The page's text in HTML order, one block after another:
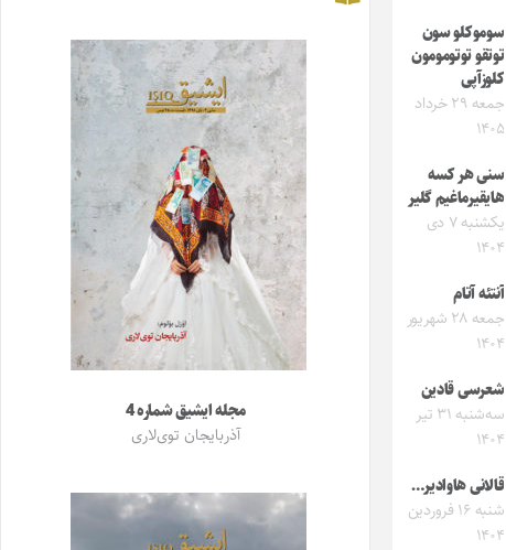
سوموکلو سون
توتقو توتومومون
کلوزآپی
جمعه ۲۹ خرداد
۱۴۰۵
سنی هر کسه
هایقیرماغیم گلیر
یکشنبه ۷ دی
۱۴۰۴
آنتئه آتام
جمعه ۲۸ شهریور
۱۴۰۴
شعرسی قادین
سه‌شنبه ۳۱ تیر
۱۴۰۴
قالانی هاوادیر…
شنبه ۱۶ فروردین
۱۴۰۴
مجله ایشیق شماره 4
آذربایجان توی‌لاری